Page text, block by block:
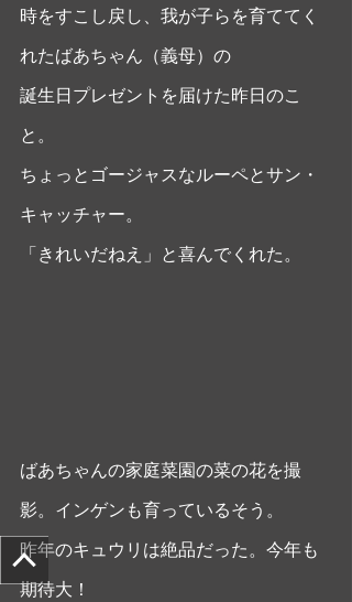
時をすこし戻し、我が子らを育ててく
れたばあちゃん（義母）の
誕生日プレゼントを届けた昨日のこ
と。
ちょっとゴージャスなルーペとサン・
キャッチャー。
「きれいだねえ」と喜んでくれた。
ばあちゃんの家庭菜園の菜の花を撮
影。インゲンも育っているそう。
昨年のキュウリは絶品だった。今年も
期待大！